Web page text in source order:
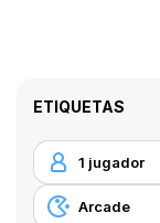
ETIQUETAS
1 jugador
Arcade